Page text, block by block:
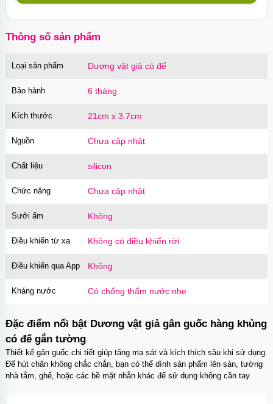
Thông số sản phẩm
Loại sản phẩm Dương vật giả có đế
Bảo hành 6 tháng
Kích thước 21cm x 3.7cm
Nguồn Chưa cập nhật
Chất liệu silicon
Chức năng Chưa cập nhật
Sưởi ấm Không
Điều khiển từ xa Không có điều khiển rời
Điều khiển qua App Không
Kháng nước Có chống thấm nước nhẹ
Đặc điểm nổi bật Dương vật giả gân guốc hàng khủng
có đế gắn tường
Thiết kế gân guốc chi tiết giúp tăng ma sát và kích thích sâu khi sử dụng.
Đế hút chân không chắc chắn, bạn có thể dính sản phẩm lên sàn, tường
nhà tắm, ghế, hoặc các bề mặt nhẵn khác để sử dụng không cần tay.